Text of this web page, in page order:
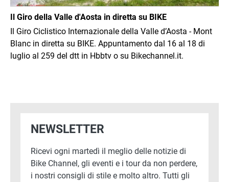
Il Giro della Valle d'Aosta in diretta su BIKE
Il Giro Ciclistico Internazionale della Valle d’Aosta - Mont
Blanc in diretta su BIKE. Appuntamento dal 16 al 18 di
luglio al 259 del dtt in Hbbtv o su Bikechannel.it.
NEWSLETTER
Ricevi ogni martedì il meglio delle notizie di
Bike Channel, gli eventi e i tour da non perdere,
i nostri consigli di stile e molto altro. Tutti gli